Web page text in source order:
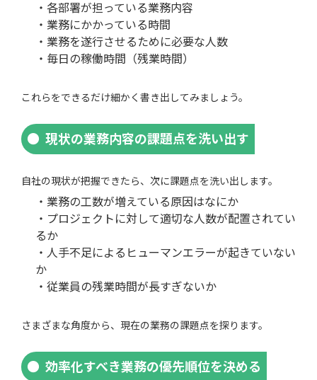
・各部署が担っている業務内容
・業務にかかっている時間
・業務を遂行させるために必要な人数
・毎日の稼働時間（残業時間）
これらをできるだけ細かく書き出してみましょう。
現状の業務内容の課題点を洗い出す
自社の現状が把握できたら、次に課題点を洗い出します。
・業務の工数が増えている原因はなにか
・プロジェクトに対して適切な人数が配置されてい
るか
・人手不足によるヒューマンエラーが起きていない
か
・従業員の残業時間が長すぎないか
さまざまな角度から、現在の業務の課題点を探ります。
効率化すべき業務の優先順位を決める